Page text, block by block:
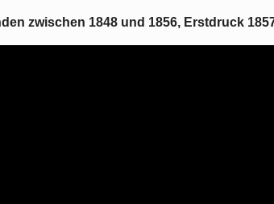
zwischen 1848 und 1856, Erstdruck